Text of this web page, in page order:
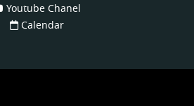
Youtube Chanel
Calendar